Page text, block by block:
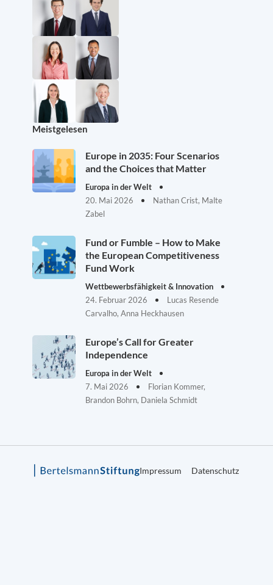
Meistgelesen
Europe in 2035: Four Scenarios
and the Choices that Matter
Europa in der Welt
20. Mai 2026
Nathan Crist, Malte
Zabel
Fund or Fumble – How to Make
the European Competitiveness
Fund Work
Wettbewerbsfähigkeit & Innovation
24. Februar 2026
Lucas Resende
Carvalho, Anna Heckhausen
Europe’s Call for Greater
Independence
Europa in der Welt
7. Mai 2026
Florian Kommer,
Brandon Bohrn, Daniela Schmidt
Impressum Datenschutz